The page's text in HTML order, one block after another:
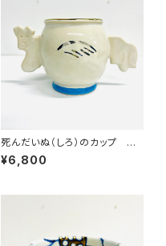
死んだいぬ（しろ）のカップ み
んなのSANZOKU☆
¥6,800